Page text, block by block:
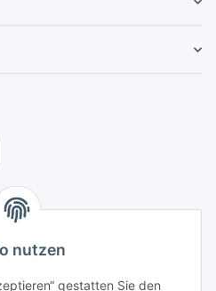
nutzen
gestatten Sie den